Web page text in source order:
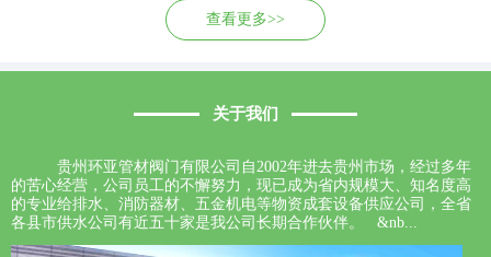
查看更多>>
关于我们
贵州环亚管材阀门有限公司自2002年进去贵州市场，经过多年
的苦心经营，公司员工的不懈努力，现已成为省内规模大、知名度高
的专业给排水、消防器材、五金机电等物资成套设备供应公司，全省
各县市供水公司有近五十家是我公司长期合作伙伴。 &nb...